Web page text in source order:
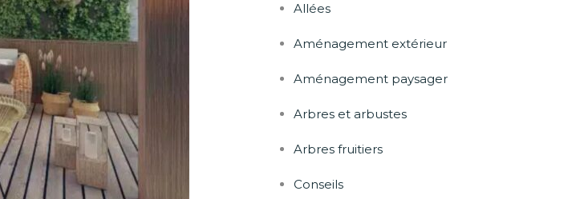
Allées
Aménagement extérieur
Aménagement paysager
Arbres et arbustes
Arbres fruitiers
Conseils